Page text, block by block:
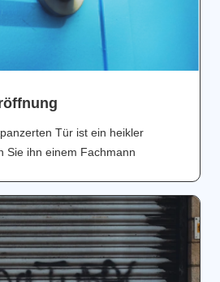
Tür ist ein heikler
Sie ihn einem Fachmann